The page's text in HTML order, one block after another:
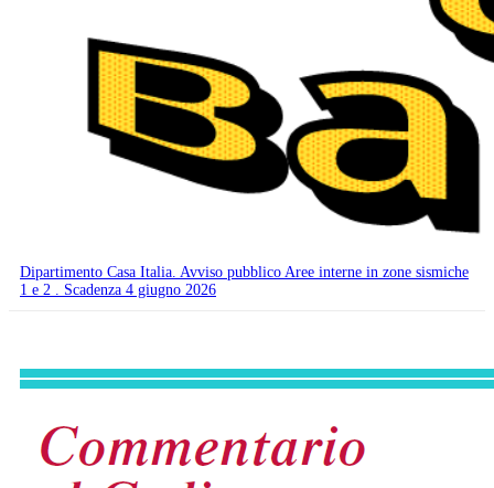
Dipartimento Casa Italia. Avviso pubblico Aree interne in zone sismiche
1 e 2 . Scadenza 4 giugno 2026